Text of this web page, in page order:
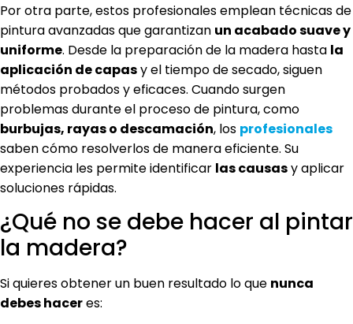
Por otra parte, estos profesionales emplean técnicas de
pintura avanzadas que garantizan un acabado suave y
uniforme. Desde la preparación de la madera hasta la
aplicación de capasy el tiempo de secado, siguen
métodos probados y eficaces. Cuando surgen
problemas durante el proceso de pintura, como
burbujas, rayas o descamación, los profesionales
saben cómo resolverlos de manera eficiente. Su
experiencia les permite identificar las causasy aplicar
soluciones rápidas.
¿Qué no se debe hacer al pintar
la madera?
Si quieres obtener un buen resultado lo que nunca
debes haceres: